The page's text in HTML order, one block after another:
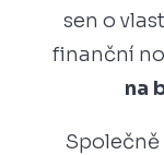
sen o
finanční
na
Společně